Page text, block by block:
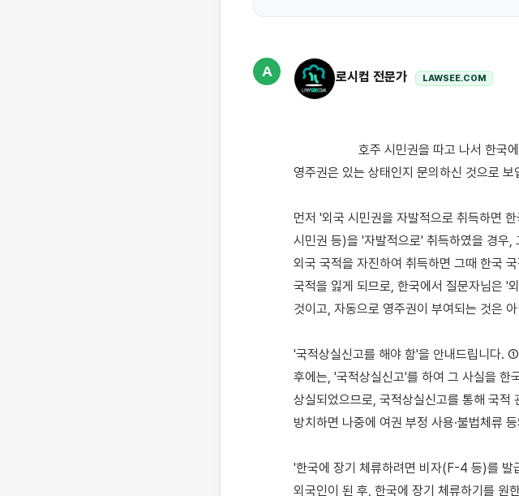
A 로시컴 전문가 LAWSEE.COM
영주권은 있는 상태인지 문의하신 것으로 보
먼저 '외국 시민권을 자발적으로 취득하면
시민권 등)을 '자발적으로' 취득하였을 경우
외국 국적을 자진하여 취득하면 그때 한국
국적을 잃게 되므로, 한국에서 질문자님은 '
것이고, 자동으로 영주권이 부여되는 것은
'국적상실신고를 해야 함'을 안내드립니다.
후에는, '국적상실신고'를 하여 그 사실을
상실되었으므로, 국적상실신고를 통해 국
방치하면 나중에 여권 부정 사용·불법체류
'한국에 장기 체류하려면 비자(F-4 등)를 발
외국인이 된 후, 한국에 장기 체류하기를